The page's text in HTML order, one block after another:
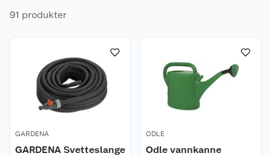
91 produkter
GARDENA
GARDENA Svetteslange
ODLE
Odle vannkanne